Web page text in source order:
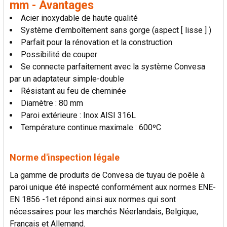
AU PANIER
mm - Avantages
Acier inoxydable de haute qualité
Système d'emboîtement sans gorge (aspect [ lisse ] )
Parfait pour la rénovation et la construction
Possibilité de couper
Se connecte parfaitement avec la système Convesa
par un adaptateur simple-double
Résistant au feu de cheminée
Diamètre : 80 mm
Paroi extérieure : Inox AISI 316L
Température continue maximale : 600ºC
Norme d'inspection légale
La gamme de produits de Convesa de tuyau de poêle à
paroi unique été inspecté conformément aux normes ENE-
EN 1856 -1et répond ainsi aux normes qui sont
nécessaires pour les marchés Néerlandais, Belgique,
Français et Allemand.